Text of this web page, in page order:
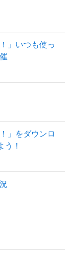
」いつも使っ
」をダウンロ
う！